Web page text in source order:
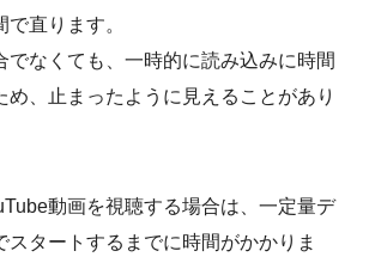
直ります。
でなくても、一時的に読み込みに時間
め、止まったように見えることがあり
動画を視聴する場合は、一定量デ
スタートするまでに時間がかかりま